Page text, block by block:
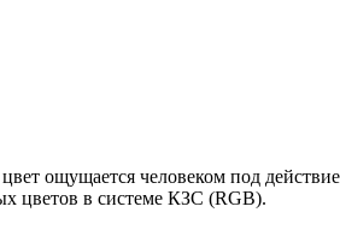
ощущается человеком под
цветов в системе КЗС (RGB).